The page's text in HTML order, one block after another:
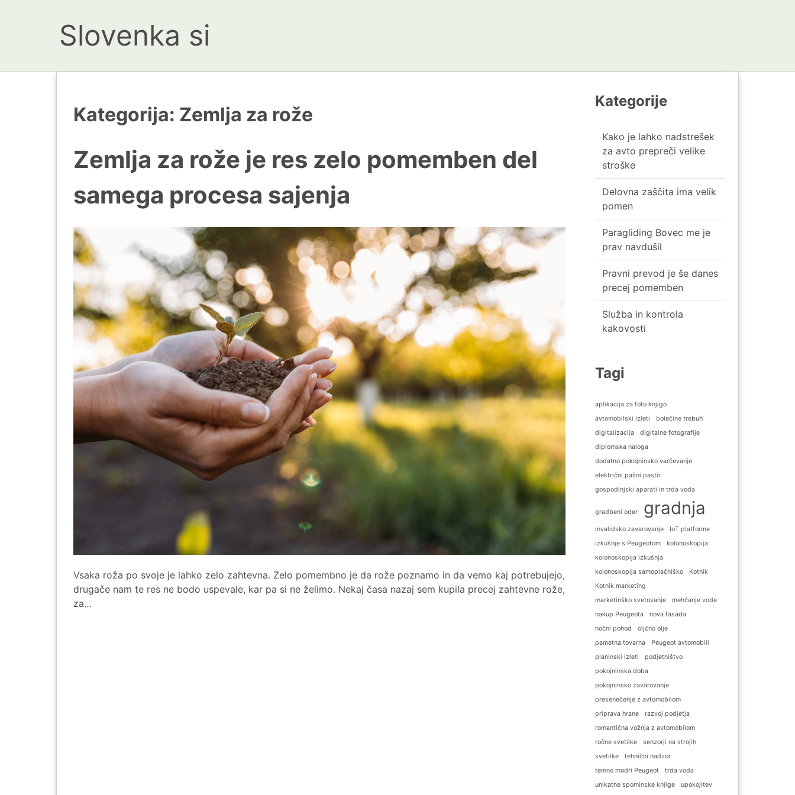
Slovenka si
Kategorija: Zemlja za rože
Zemlja za rože je res zelo pomemben del
samega procesa sajenja
Vsaka roža po svoje je lahko zelo zahtevna. Zelo pomembno je da rože poznamo in da vemo kaj potrebujejo,
drugače nam te res ne bodo uspevale, kar pa si ne želimo. Nekaj časa nazaj sem kupila precej zahtevne rože,
za…
Kategorije
Kako je lahko nadstrešek
za avto prepreči velike
stroške
Delovna zaščita ima velik
pomen
Paragliding Bovec me je
prav navdušil
Pravni prevod je še danes
precej pomemben
Služba in kontrola
kakovosti
Tagi
aplikacija za foto knjigo
avtomobilski izleti
bolečine trebuh
digitalizacija
digitalne fotografije
diplomska naloga
dodatno pokojninsko varčevanje
električni pašni pastir
gospodinjski aparati in trda voda
gradbeni oder gradnja
invalidsko zavarovanje
IoT platforme
izkušnje s Peugeotom
kolonoskopija
kolonoskopija izkušnja
kolonoskopija samoplačniško
Kotnik
Kotnik marketing
marketinško svetovanje
mehčanje vode
nakup Peugeota
nova fasada
nočni pohod
oljčno olje
pametna tovarna
Peugeot avtomobili
planinski izleti
podjetništvo
pokojninska doba
pokojninsko zavarovanje
presenečenje z avtomobilom
priprava hrane
razvoj podjetja
romantična vožnja z avtomobilom
ročne svetilke
senzorji na strojih
svetilke
tehnični nadzor
temno modri Peugeot
trda voda
unikatne spominske knjige
upokojitev